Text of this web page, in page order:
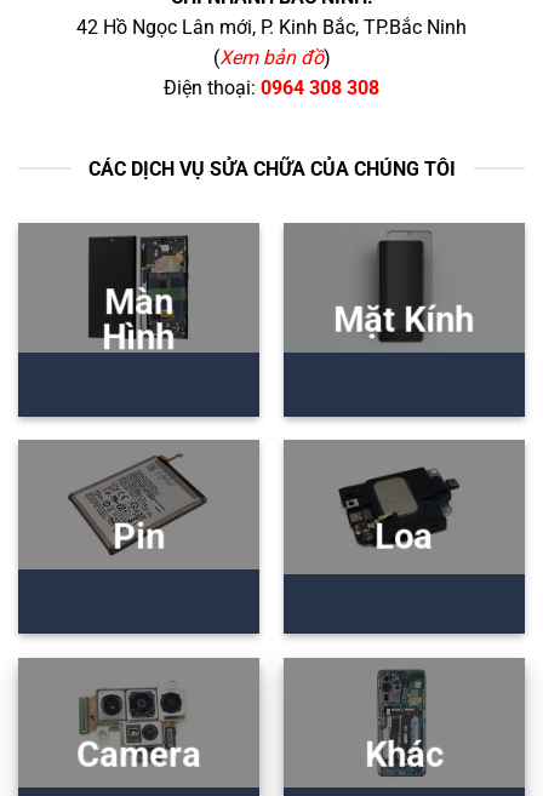
42 Hồ Ngọc Lân mới, P. Kinh Bắc, TP.Bắc Ninh
(Xem bản đồ)
Điện thoại: 0964 308 308
CÁC DỊCH VỤ SỬA CHỮA CỦA CHÚNG TÔI
Màn
Hình
Mặt Kính
Pin Loa
Camera Khác